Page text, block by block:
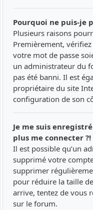
Pourquoi ne puis-je
Plusieurs raisons
Premièrement,
votre mot de passe
un administrateur du
pas été banni. Il est
propriétaire du site
configuration de son
Je me suis
plus me connecter ?!
Il est possible qu’un
supprimé votre
supprimer
pour réduire la taille
arrive, tentez de vous
sur le forum.